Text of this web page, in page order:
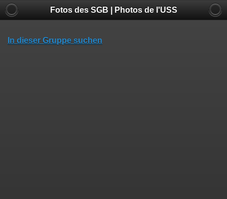
Fotos des SGB | Photos de l'USS
In dieser Gruppe suchen